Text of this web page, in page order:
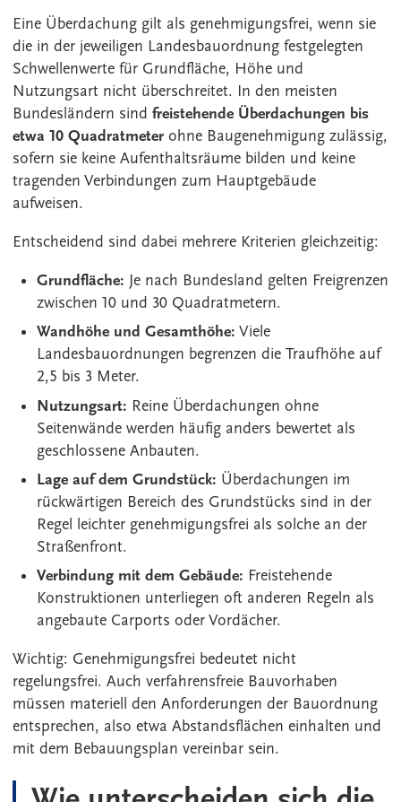
Eine Überdachung gilt als genehmigungsfrei, wenn sie
die in der jeweiligen Landesbauordnung festgelegten
Schwellenwerte für Grundfläche, Höhe und
Nutzungsart nicht überschreitet. In den meisten
Bundesländern sind freistehende Überdachungen bis
etwa 10 Quadratmeterohne Baugenehmigung zulässig,
sofern sie keine Aufenthaltsräume bilden und keine
tragenden Verbindungen zum Hauptgebäude
aufweisen.
Entscheidend sind dabei mehrere Kriterien gleichzeitig:
Grundfläche: Je nach Bundesland gelten Freigrenzen
zwischen 10 und 30 Quadratmetern.
Wandhöhe und Gesamthöhe: Viele
Landesbauordnungen begrenzen die Traufhöhe auf
2,5 bis 3 Meter.
Nutzungsart: Reine Überdachungen ohne
Seitenwände werden häufig anders bewertet als
geschlossene Anbauten.
Lage auf dem Grundstück: Überdachungen im
rückwärtigen Bereich des Grundstücks sind in der
Regel leichter genehmigungsfrei als solche an der
Straßenfront.
Verbindung mit dem Gebäude: Freistehende
Konstruktionen unterliegen oft anderen Regeln als
angebaute Carports oder Vordächer.
Wichtig: Genehmigungsfrei bedeutet nicht
regelungsfrei. Auch verfahrensfreie Bauvorhaben
müssen materiell den Anforderungen der Bauordnung
entsprechen, also etwa Abstandsflächen einhalten und
mit dem Bebauungsplan vereinbar sein.